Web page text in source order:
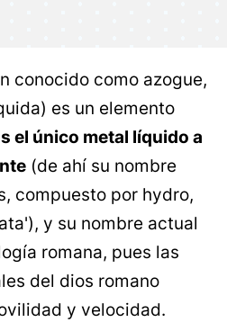
conocido como azogue,
es un elemento
el único metal líquido a
(de ahí su nombre
compuesto por hydro,
y su nombre actual
romana, pues las
del dios romano
y velocidad.